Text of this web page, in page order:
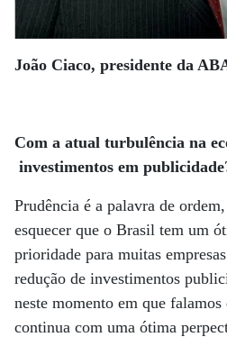
João Ciaco, presidente da
Com a atual turbulência na
investimentos em
Prudência é a palavra de
esquecer que o Brasil tem um
prioridade para muitas
redução de investimentos
neste momento em que
continua com uma ótima